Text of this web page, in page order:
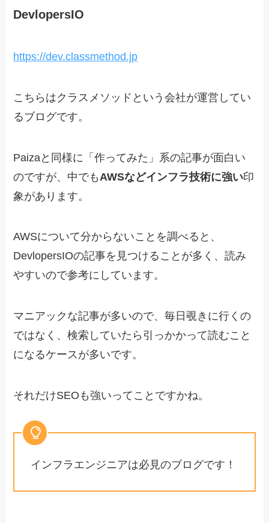
DevlopersIO
https://dev.classmethod.jp
こちらはクラスメソッドという会社が運営してい
るブログです。
Paizaと同様に「作ってみた」系の記事が面白い
のですが、中でも AWSなどインフラ技術に強い印
象があります。
AWSについて分からないことを調べると、
DevlopersIOの記事を見つけることが多く、読み
やすいので参考にしています。
マニアックな記事が多いので、毎日覗きに行くの
ではなく、検索していたら引っかかって読むこと
になるケースが多いです。
それだけSEOも強いってことですかね。
インフラエンジニアは必見のブログです！